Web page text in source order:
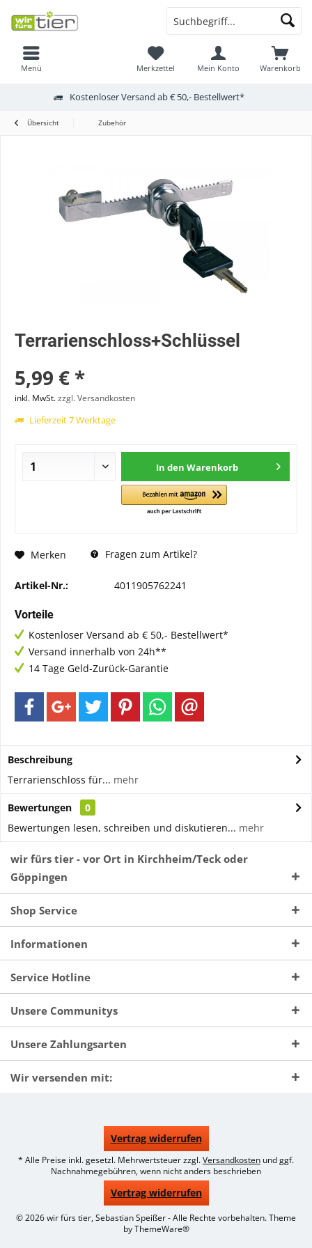
Menü Warenkorb
Merkzettel Mein Konto
Kostenloser Versand ab € 50,- Bestellwert*
Übersicht Zubehör
Terrarienschloss+Schlüssel
5,99 € *
inkl. MwSt.zzgl. Versandkosten
Lieferzeit 7 Werktage
In den Warenkorb
Merken Fragen zum Artikel?
Artikel-Nr.: 4011905762241
Vorteile
Kostenloser Versand ab € 50,- Bestellwert*
Versand innerhalb von 24h**
14 Tage Geld-Zurück-Garantie
Beschreibung
Terrarienschloss für... mehr
Bewertungen
0
Bewertungen lesen, schreiben und diskutieren... mehr
wir fürs tier - vor Ort in Kirchheim/Teck oder
Göppingen
Shop Service
Informationen
Service Hotline
Unsere Communitys
Unsere Zahlungsarten
Wir versenden mit:
Vertrag widerrufen
* Alle Preise inkl. gesetzl. Mehrwertsteuer zzgl.Versandkosten und ggf.
Nachnahmegebühren, wenn nicht anders beschrieben
Vertrag widerrufen
© 2026 wir fürs tier, Sebastian Speißer - Alle Rechte vorbehalten. Theme
byThemeWare®